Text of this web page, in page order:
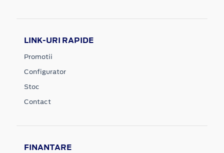
LINK-URI RAPIDE
Promotii
Configurator
Stoc
Contact
FINANTARE